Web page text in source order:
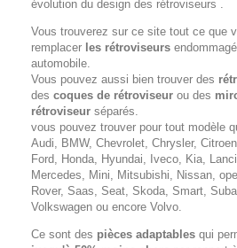
évolution du design des rétroviseurs .
Vous trouverez sur ce site tout ce que
remplacer les rétroviseurs
automobile.
Vous pouvez aussi bien trouver des
des coques de rétroviseur ou des
rétroviseur séparés.
vous pouvez trouver pour tout modèle
Audi, BMW, Chevrolet, Chrysler,
Ford, Honda, Hyundai, Iveco, Kia,
Mercedes, Mini, Mitsubishi, Nissan,
Rover, Saas, Seat, Skoda, Smart,
Volkswagen ou encore Volvo.
Ce sont des pièces adaptables qui